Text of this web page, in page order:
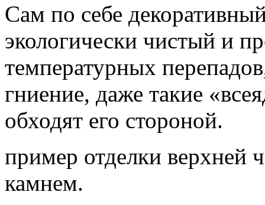
Сам по себе
экологически чистый и
температурных
гниение, даже такие
обходят его стороной.
пример отделки верхней
камнем.